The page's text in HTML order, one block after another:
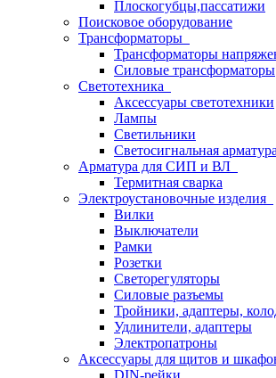
Плоскогубцы,пассатижи
Поисковое оборудование
Трансформаторы
Трансформаторы
Силовые трансформаторы
Светотехника
Аксессуары светотехники
Лампы
Светильники
Светосигнальная арматура
Арматура для СИП и ВЛ
Термитная сварка
Электроустановочные изделия
Вилки
Выключатели
Рамки
Розетки
Светорегуляторы
Силовые разъемы
Тройники, адаптеры,
Удлинители, адаптеры
Электропатроны
Аксессуары для щитов и
DIN-рейки